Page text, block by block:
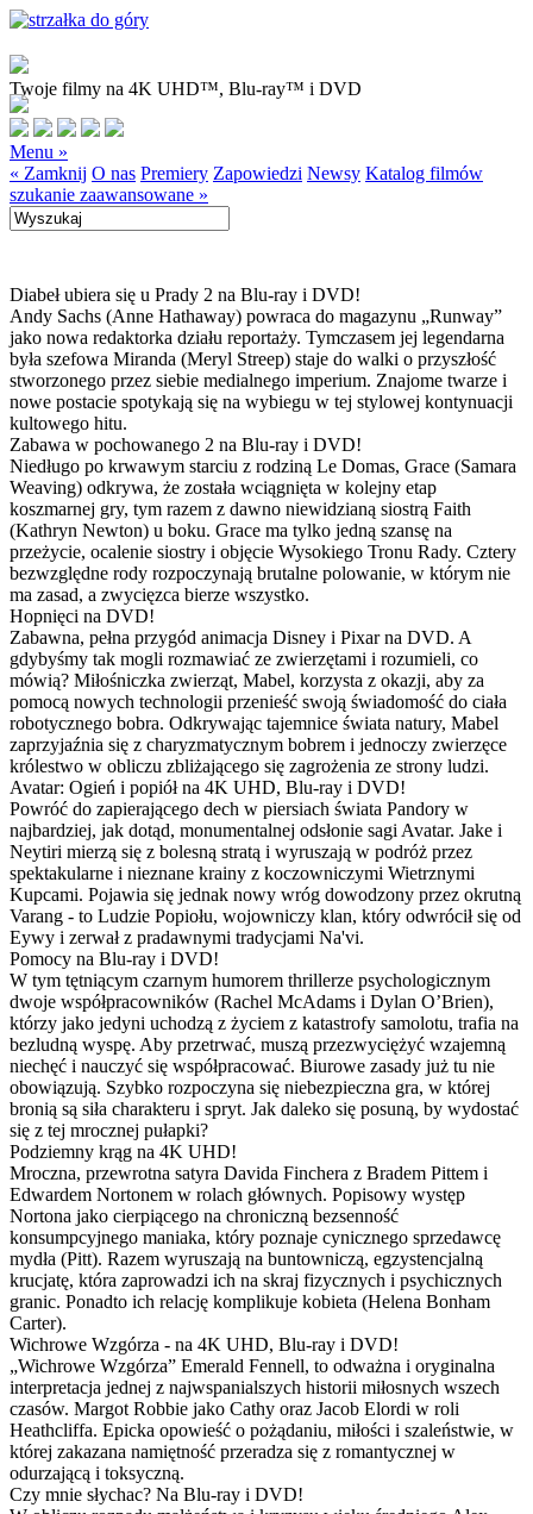
Twoje filmy na 4K UHD™, Blu-ray™ i DVD
Menu »
« Zamknij O nas Premiery Zapowiedzi Newsy Katalog filmów
szukanie zaawansowane »
Diabeł ubiera się u Prady 2 na Blu-ray i DVD!
Andy Sachs (Anne Hathaway) powraca do magazynu „Runway”
jako nowa redaktorka działu reportaży. Tymczasem jej legendarna
była szefowa Miranda (Meryl Streep) staje do walki o przyszłość
stworzonego przez siebie medialnego imperium. Znajome twarze i
nowe postacie spotykają się na wybiegu w tej stylowej kontynuacji
kultowego hitu.
Zabawa w pochowanego 2 na Blu-ray i DVD!
Niedługo po krwawym starciu z rodziną Le Domas, Grace (Samara
Weaving) odkrywa, że została wciągnięta w kolejny etap
koszmarnej gry, tym razem z dawno niewidzianą siostrą Faith
(Kathryn Newton) u boku. Grace ma tylko jedną szansę na
przeżycie, ocalenie siostry i objęcie Wysokiego Tronu Rady. Cztery
bezwzględne rody rozpoczynają brutalne polowanie, w którym nie
ma zasad, a zwycięzca bierze wszystko.
Hopnięci na DVD!
Zabawna, pełna przygód animacja Disney i Pixar na DVD. A
gdybyśmy tak mogli rozmawiać ze zwierzętami i rozumieli, co
mówią? Miłośniczka zwierząt, Mabel, korzysta z okazji, aby za
pomocą nowych technologii przenieść swoją świadomość do ciała
robotycznego bobra. Odkrywając tajemnice świata natury, Mabel
zaprzyjaźnia się z charyzmatycznym bobrem i jednoczy zwierzęce
królestwo w obliczu zbliżającego się zagrożenia ze strony ludzi.
Avatar: Ogień i popiół na 4K UHD, Blu-ray i DVD!
Powróć do zapierającego dech w piersiach świata Pandory w
najbardziej, jak dotąd, monumentalnej odsłonie sagi Avatar. Jake i
Neytiri mierzą się z bolesną stratą i wyruszają w podróż przez
spektakularne i nieznane krainy z koczowniczymi Wietrznymi
Kupcami. Pojawia się jednak nowy wróg dowodzony przez okrutną
Varang - to Ludzie Popiołu, wojowniczy klan, który odwrócił się od
Eywy i zerwał z pradawnymi tradycjami Na'vi.
Pomocy na Blu-ray i DVD!
W tym tętniącym czarnym humorem thrillerze psychologicznym
dwoje współpracowników (Rachel McAdams i Dylan O’Brien),
którzy jako jedyni uchodzą z życiem z katastrofy samolotu, trafia na
bezludną wyspę. Aby przetrwać, muszą przezwyciężyć wzajemną
niechęć i nauczyć się współpracować. Biurowe zasady już tu nie
obowiązują. Szybko rozpoczyna się niebezpieczna gra, w której
bronią są siła charakteru i spryt. Jak daleko się posuną, by wydostać
się z tej mrocznej pułapki?
Podziemny krąg na 4K UHD!
Mroczna, przewrotna satyra Davida Finchera z Bradem Pittem i
Edwardem Nortonem w rolach głównych. Popisowy występ
Nortona jako cierpiącego na chroniczną bezsenność
konsumpcyjnego maniaka, który poznaje cynicznego sprzedawcę
mydła (Pitt). Razem wyruszają na buntowniczą, egzystencjalną
krucjatę, która zaprowadzi ich na skraj fizycznych i psychicznych
granic. Ponadto ich relację komplikuje kobieta (Helena Bonham
Carter).
Wichrowe Wzgórza - na 4K UHD, Blu-ray i DVD!
„Wichrowe Wzgórza” Emerald Fennell, to odważna i oryginalna
interpretacja jednej z najwspanialszych historii miłosnych wszech
czasów. Margot Robbie jako Cathy oraz Jacob Elordi w roli
Heathcliffa. Epicka opowieść o pożądaniu, miłości i szaleństwie, w
której zakazana namiętność przeradza się z romantycznej w
odurzającą i toksyczną.
Czy mnie słychac? Na Blu-ray i DVD!